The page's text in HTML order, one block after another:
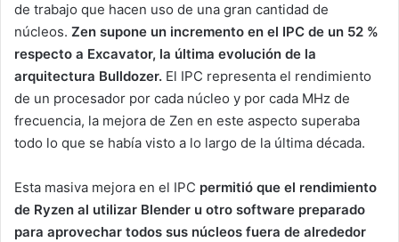
de trabajo que hacen uso de una gran cantidad de
núcleos. Zen supone un incremento en el IPC de un 52 %
respecto a Excavator, la última evolución de la
arquitectura Bulldozer. El IPC representa el rendimiento
de un procesador por cada núcleo y por cada MHz de
frecuencia, la mejora de Zen en este aspecto superaba
todo lo que se había visto a lo largo de la última década.
Esta masiva mejora en el IPC permitió que el rendimiento
de Ryzen al utilizar Blender u otro software preparado
para aprovechar todos sus núcleos fuera de alrededor